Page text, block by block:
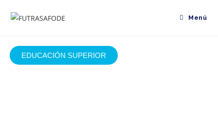
Menú
EDUCACIÓN SUPERIOR